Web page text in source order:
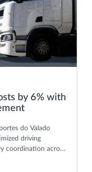
by 6% with
do Valado
driving
coordination across